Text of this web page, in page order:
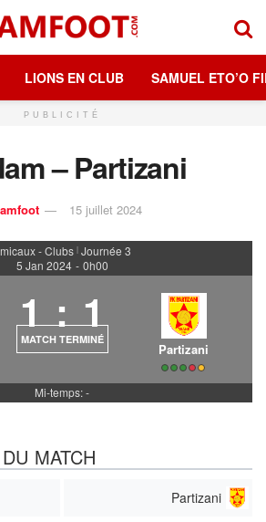
LIONS EN CLUB SAMUEL ETO’O
PUBLICITÉ
– Partizani
15 juillet 2024
- Clubs | Journée 3
5 Jan 2024 - 0h00
1 : 1
MATCH TERMINÉ
Partizani
Mi-temps: -
MATCH
Partizani